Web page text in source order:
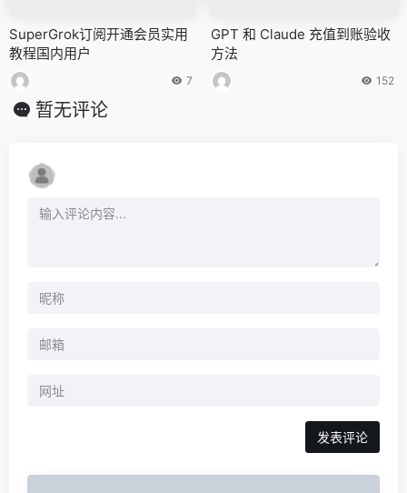
SuperGrok订阅开通会员实用
教程国内用户
7
GPT 和 Claude 充值到账验收
方法
152
暂无评论